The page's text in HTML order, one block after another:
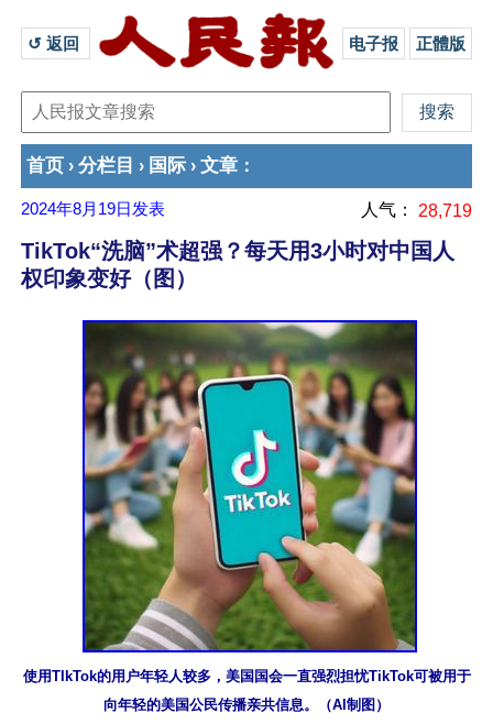
↺ 返回 电子报 正體版
首页 › 分栏目 › 国际 › 文章 ：
2024年8月19日 发表 人气： 28,719
TikTok“洗脑”术超强？每天用3小时对中国人
权印象变好（图）
使用TIkTok的用户年轻人较多，美国国会一直强烈担忧TikTok可被用于
向年轻的美国公民传播亲共信息。（AI制图）